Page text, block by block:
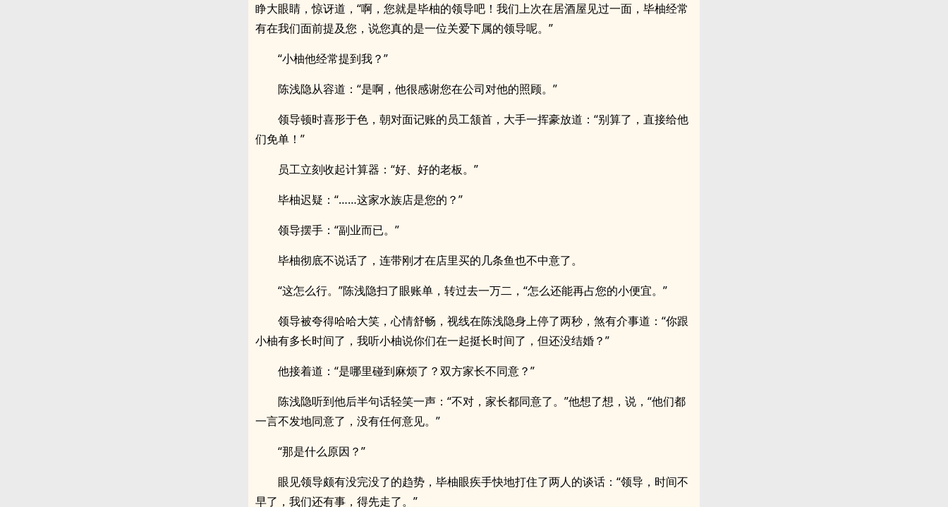
睁大眼睛，惊讶道，“啊，您就是毕柚的领导吧！我们上次在居酒屋见过一面，毕柚经常
有在我们面前提及您，说您真的是一位关爱下属的领导呢。”
“小柚他经常提到我？”
陈浅隐从容道：“是啊，他很感谢您在公司对他的照顾。”
领导顿时喜形于色，朝对面记账的员工颔首，大手一挥豪放道：“别算了，直接给他
们免单！”
员工立刻收起计算器：“好、好的老板。”
毕柚迟疑：“……这家水族店是您的？”
领导摆手：“副业而已。”
毕柚彻底不说话了，连带刚才在店里买的几条鱼也不中意了。
“这怎么行。”陈浅隐扫了眼账单，转过去一万二，“怎么还能再占您的小便宜。”
领导被夸得哈哈大笑，心情舒畅，视线在陈浅隐身上停了两秒，煞有介事道：“你跟
小柚有多长时间了，我听小柚说你们在一起挺长时间了，但还没结婚？”
他接着道：“是哪里碰到麻烦了？双方家长不同意？”
陈浅隐听到他后半句话轻笑一声：“不对，家长都同意了。”他想了想，说，“他们都
一言不发地同意了，没有任何意见。”
“那是什么原因？”
眼见领导颇有没完没了的趋势，毕柚眼疾手快地打住了两人的谈话：“领导，时间不
早了，我们还有事，得先走了。”